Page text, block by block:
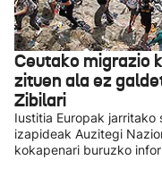
Ceutako migrazio
zituen ala ez
Zibilari
Iustitia Europak
izapideak Auzitegi
kokapenari buruzko